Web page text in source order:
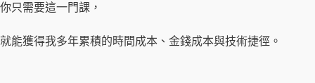
你只需要這一門課，
就能獲得我多年累積的時間成本、金錢成本與技術捷徑。